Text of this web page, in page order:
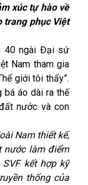
xúc tự hào về
trang phục Việt
40 ngài Đại sứ
Nam tham gia
giới tôi thấy”.
bá áo dài ra thế
nước và con
Nam thiết kế,
nước làm điểm
kết hợp kỹ
thống của